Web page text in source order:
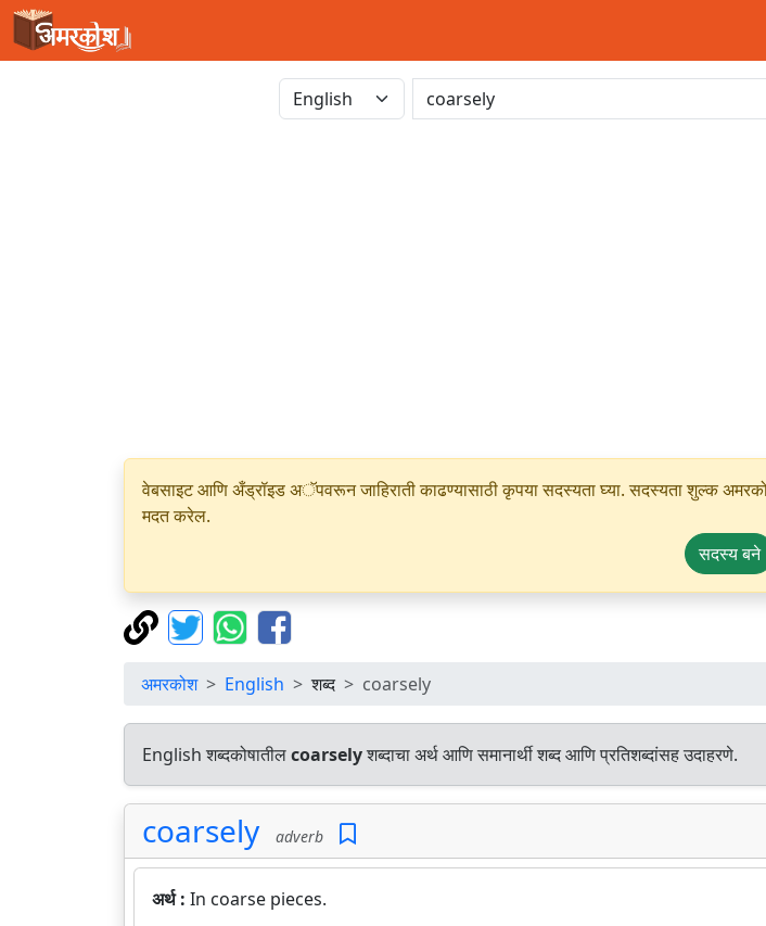
वेबसाइट आणि अँड्रॉइड अॅपवरून जाहिराती काढण्यासाठी कृपया सदस्यता घ्या. सदस्यता शुल्क
मदत करेल.
सदस्य बने
अमरकोश English शब्द coarsely
English शब्दकोषातीलcoarselyशब्दाचा अर्थ आणि समानार्थी शब्द आणि प्रतिशब्दांसह उदाहरणे.
coarsely adverb
अर्थ : In coarse pieces.